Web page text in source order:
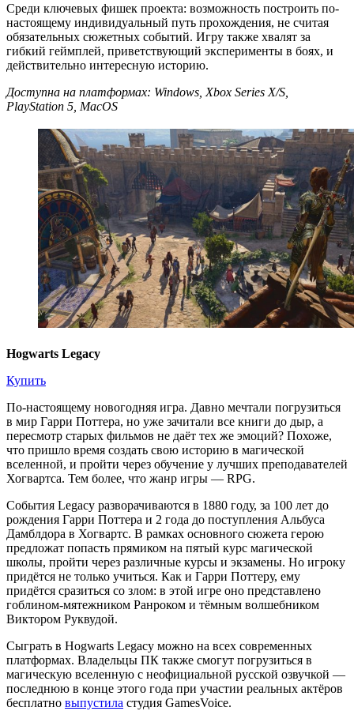
Среди ключевых фишек проекта: возможность построить по-
настоящему индивидуальный путь прохождения, не считая
обязательных сюжетных событий. Игру также хвалят за
гибкий геймплей, приветствующий эксперименты в боях, и
действительно интересную историю.
Доступна на платформах: Windows, Xbox Series X/S,
PlayStation 5, MacOS
Hogwarts Legacy
Купить
По-настоящему новогодняя игра. Давно мечтали погрузиться
в мир Гарри Поттера, но уже зачитали все книги до дыр, а
пересмотр старых фильмов не даёт тех же эмоций? Похоже,
что пришло время создать свою историю в магической
вселенной, и пройти через обучение у лучших преподавателей
Хогвартса. Тем более, что жанр игры — RPG.
События Legacy разворачиваются в 1880 году, за 100 лет до
рождения Гарри Поттера и 2 года до поступления Альбуса
Дамблдора в Хогвартс. В рамках основного сюжета герою
предложат попасть прямиком на пятый курс магической
школы, пройти через различные курсы и экзамены. Но игроку
придётся не только учиться. Как и Гарри Поттеру, ему
придётся сразиться со злом: в этой игре оно представлено
гоблином-мятежником Ранроком и тёмным волшебником
Виктором Руквудой.
Сыграть в Hogwarts Legacy можно на всех современных
платформах. Владельцы ПК также смогут погрузиться в
магическую вселенную с неофициальной русской озвучкой —
последнюю в конце этого года при участии реальных актёров
бесплатно выпустила студия GamesVoice.